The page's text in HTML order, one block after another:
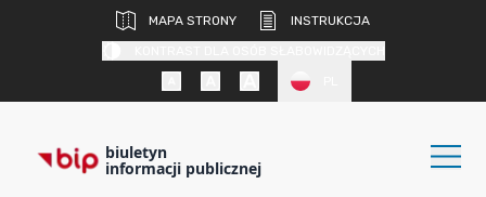
MAPA STRONY
INSTRUKCJA
biuletyn
informacji publicznej